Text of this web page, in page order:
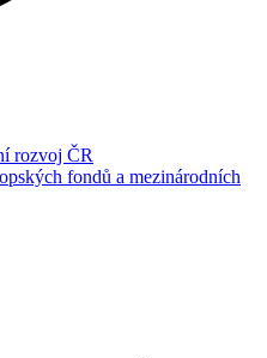
rozvoj ČR
fondů a mezinárodních